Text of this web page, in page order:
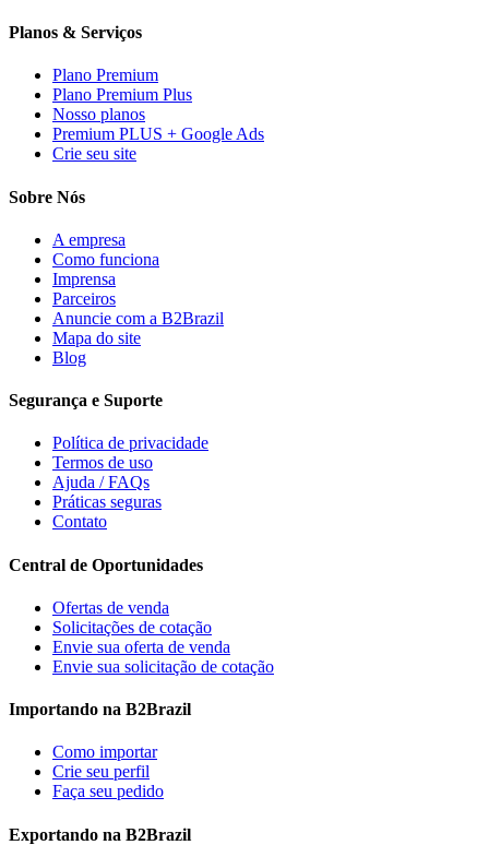
Planos & Serviços
Plano Premium
Plano Premium Plus
Nosso planos
Premium PLUS + Google Ads
Crie seu site
Sobre Nós
A empresa
Como funciona
Imprensa
Parceiros
Anuncie com a B2Brazil
Mapa do site
Blog
Segurança e Suporte
Política de privacidade
Termos de uso
Ajuda / FAQs
Práticas seguras
Contato
Central de Oportunidades
Ofertas de venda
Solicitações de cotação
Envie sua oferta de venda
Envie sua solicitação de cotação
Importando na B2Brazil
Como importar
Crie seu perfil
Faça seu pedido
Exportando na B2Brazil